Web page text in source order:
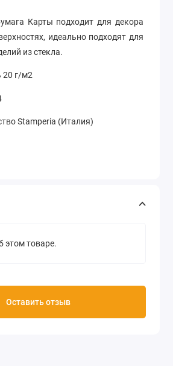
Карты подходит для декора
идеально подходят для
из стекла.
20 г/м2
Stamperia (Италия)
этом товаре.
Оставить отзыв